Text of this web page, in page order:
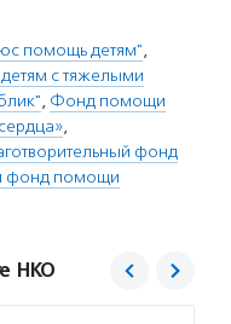
помощь детям",
с тяжелыми
, Фонд помощи
,
фонд
фонд помощи
НКО